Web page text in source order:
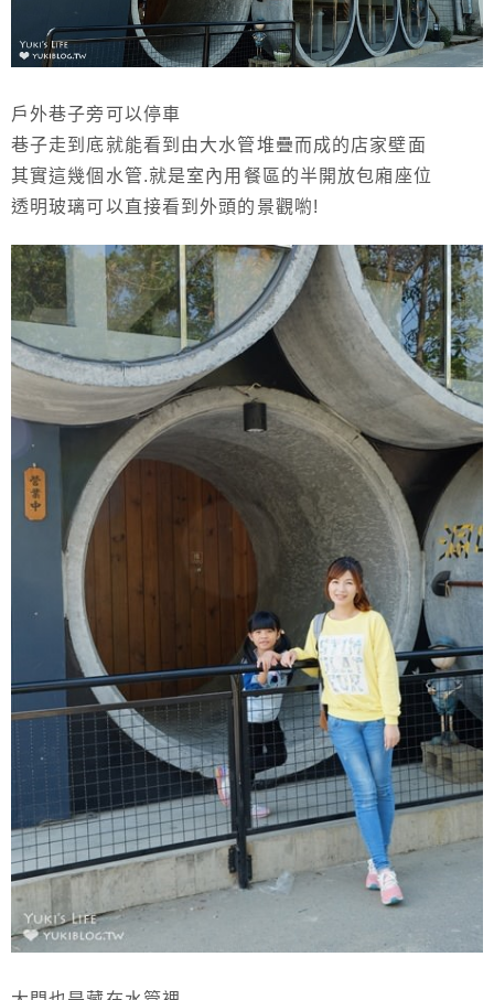
戶外巷子旁可以停車
巷子走到底就能看到由大水管堆疊而成的店家壁面
其實這幾個水管.就是室內用餐區的半開放包廂座位
透明玻璃可以直接看到外頭的景觀喲!